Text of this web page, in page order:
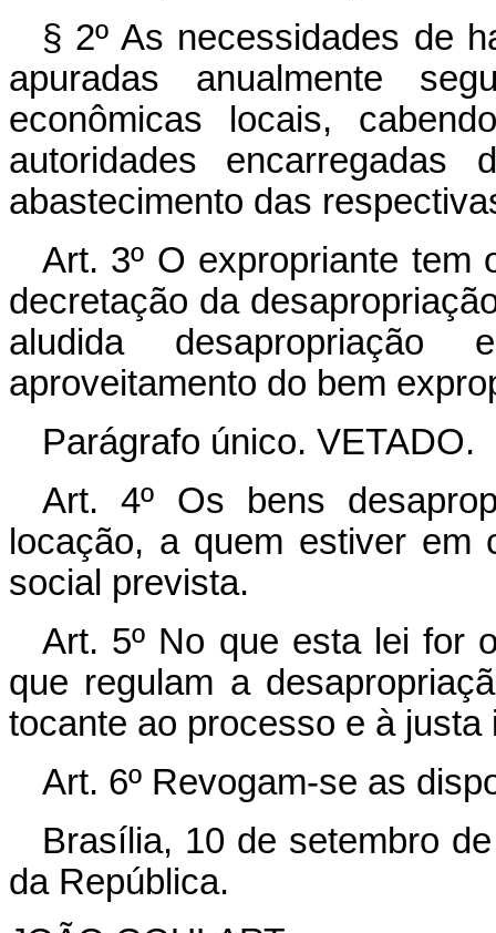
§ 2º As necessidades de
apuradas anualmente
econômicas locais,
autoridades
abastecimento das
Art. 3º O expropriante
decretação da
aludida
aproveitamento do bem
Parágrafo único. VETADO.
Art. 4º Os bens
locação, a quem estiver em
social prevista.
Art. 5º No que esta lei for
que regulam a
tocante ao processo e à
Art. 6º Revogam-se as
Brasília, 10 de setembro
da República.